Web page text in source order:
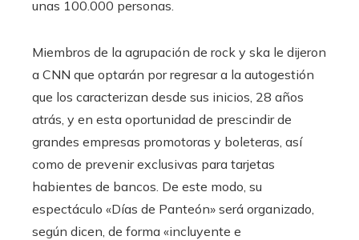
unas 100.000 personas.
Miembros de la agrupación de rock y ska le dijeron
a CNN que optarán por regresar a la autogestión
que los caracterizan desde sus inicios, 28 años
atrás, y en esta oportunidad de prescindir de
grandes empresas promotoras y boleteras, así
como de prevenir exclusivas para tarjetas
habientes de bancos. De este modo, su
espectáculo «Días de Panteón» será organizado,
según dicen, de forma «incluyente e